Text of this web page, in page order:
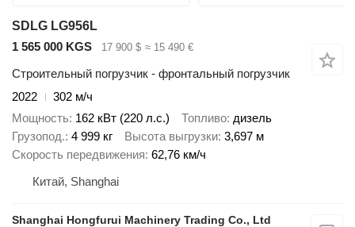
SDLG LG956L
1 565 000 KGS
17 900 $ ≈ 15 490 €
Строительный погрузчик - фронтальный погрузчик
2022
302 м/ч
Мощность 162 кВт (220 л.с.) Топливо дизель
Грузопод. 4 999 кг Высота выгрузки 3,697 м
Скорость передвижения 62,76 км/ч
Китай, Shanghai
Shanghai Hongfurui Machinery Trading Co., Ltd